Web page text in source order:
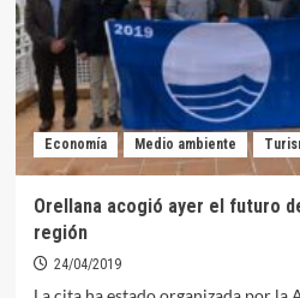
durante
último
día
del
año
Economía Medio ambiente
Orellana acogió ayer el futuro
región
24/04/2019